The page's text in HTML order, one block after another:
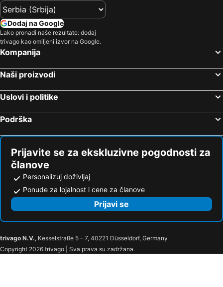
Dodaj na Google
Lako pronađi naše rezultate: dodaj
trivago kao omiljeni izvor na Google.
Kompanija
Naši proizvodi
Uslovi i politike
Podrška
Prijavite se za ekskluzivne pogodnosti za
članove
Personalizuj doživljaj
Ponude za lojalnost i cene za članove
Prijavi se
trivago N.V., Kesselstraße 5 – 7, 40221 Düsseldorf, Germany
Copyright 2026 trivago | Sva prava su zadržana.